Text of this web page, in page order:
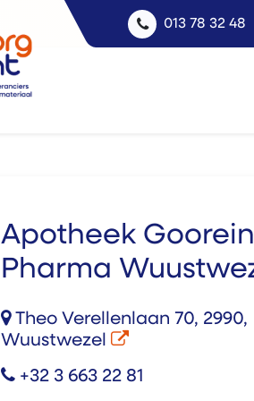
013 78 32 48
Apotheek
Pharma
Theo Verellenlaan 70, 2990,
Wuustwezel
+32 3 663 22 81